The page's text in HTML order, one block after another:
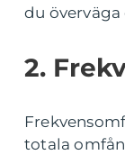
du
2.
totala